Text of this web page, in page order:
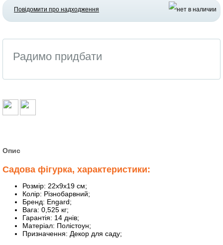
Повідомити про надходження
Радимо придбати
Опис
Садова фігурка, характеристики:
Розмір: 22х9х19 см;
Колір: Різнобарвний;
Бренд: Engard;
Вага: 0,525 кг;
Гарантія: 14 днів;
Матеріал: Полістоун;
Призначення: Декор для саду;